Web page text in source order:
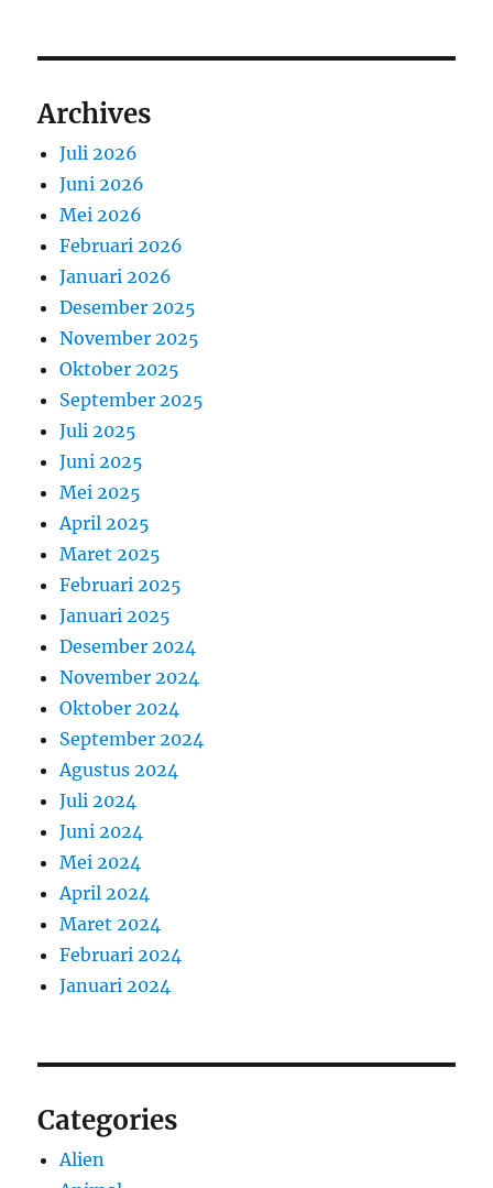
Archives
Juli 2026
Juni 2026
Mei 2026
Februari 2026
Januari 2026
Desember 2025
November 2025
Oktober 2025
September 2025
Juli 2025
Juni 2025
Mei 2025
April 2025
Maret 2025
Februari 2025
Januari 2025
Desember 2024
November 2024
Oktober 2024
September 2024
Agustus 2024
Juli 2024
Juni 2024
Mei 2024
April 2024
Maret 2024
Februari 2024
Januari 2024
Categories
Alien